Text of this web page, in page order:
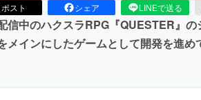
ポスト シェア LINEで送る
信中のハクスラRPG『QUESTER』
メインにしたゲームとして開発を進